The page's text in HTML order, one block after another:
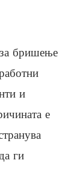
за бришење
и
е
ги